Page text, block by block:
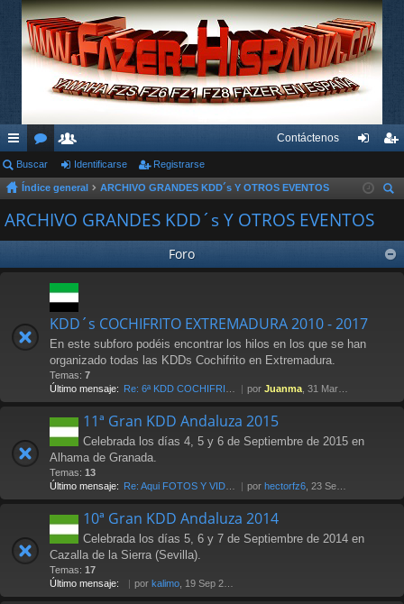
nl
ac
es
or
os
su
ari
os
Contáctenos
nti
fic
ist
rs
Buscar Identificarse Registrarse
Índice general
ARCHIVO GRANDES KDD´s Y OTROS EVENTOS
ARCHIVO GRANDES KDD´s Y OTROS EVENTOS
Foro
KDD´s COCHIFRITO EXTREMADURA 2010 - 2017
En este subforo podéis encontrar los hilos en los que se han
organizado todas las KDDs Cochifrito en Extremadura.
Temas: 7
Último mensaje: Re: 6ª KDD COCHIFRITO 1-abri… por Juanma , 31 Mar 2017 00:14
11ª Gran KDD Andaluza 2015
Celebrada los días 4, 5 y 6 de Septiembre de 2015 en
Alhama de Granada.
Temas: 13
Último mensaje: Re: Aqui FOTOS Y VIDEOS por hectorfz6 , 23 Sep 2015 12:48
10ª Gran KDD Andaluza 2014
Celebrada los días 5, 6 y 7 de Septiembre de 2014 en
Cazalla de la Sierra (Sevilla).
Temas: 17
Último mensaje:
por kalimo , 19 Sep 2014 20:50